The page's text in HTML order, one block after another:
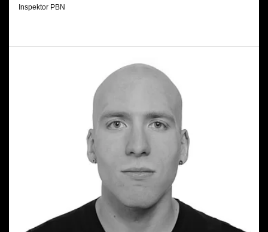
Inspektor PBN